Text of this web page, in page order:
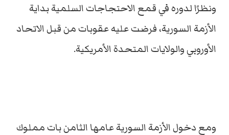
ونظرًا لدوره في قمع الاحتجاجات السلمية بداية
الأزمة السورية، فرضت عليه عقوبات من قبل الاتحاد
الأوروبي والولايات المتحدة الأمريكية.
ومع دخول الأزمة السورية عامها الثامن بات مملوك